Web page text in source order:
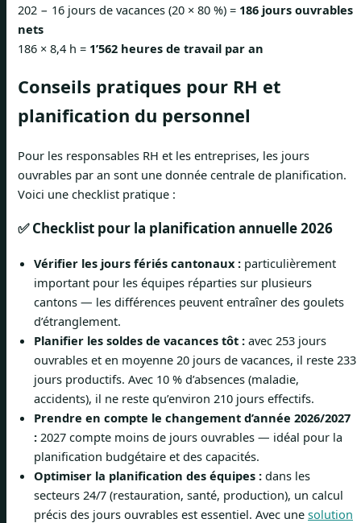
202 − 16 jours de vacances (20 × 80 %) = 186 jours ouvrables
nets
186 × 8,4 h = 1’562 heures de travail par an
Conseils pratiques pour RH et
planification du personnel
Pour les responsables RH et les entreprises, les jours
ouvrables par an sont une donnée centrale de planification.
Voici une checklist pratique :
✅ Checklist pour la planification annuelle 2026
Vérifier les jours fériés cantonaux : particulièrement
important pour les équipes réparties sur plusieurs
cantons — les différences peuvent entraîner des goulets
d’étranglement.
Planifier les soldes de vacances tôt : avec 253 jours
ouvrables et en moyenne 20 jours de vacances, il reste 233
jours productifs. Avec 10 % d’absences (maladie,
accidents), il ne reste qu’environ 210 jours effectifs.
Prendre en compte le changement d’année 2026/2027
: 2027 compte moins de jours ouvrables — idéal pour la
planification budgétaire et des capacités.
Optimiser la planification des équipes : dans les
secteurs 24/7 (restauration, santé, production), un calcul
précis des jours ouvrables est essentiel. Avec une solution